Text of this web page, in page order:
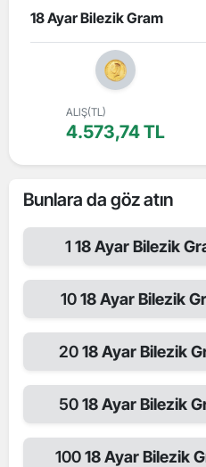
18 Ayar Bilezik Gram
ALIŞ(TL)
4.573,74 TL
Bunlara da göz atın
1 18 Ayar Bilezik
1018 Ayar Bilezik
2018 Ayar Bilezik
5018 Ayar Bilezik
10018 Ayar Bilezik